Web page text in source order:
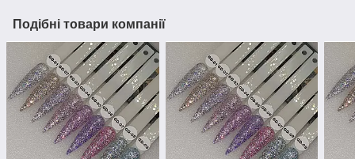
Подібні товари компанії